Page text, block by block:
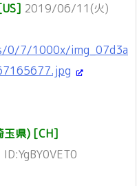
2019/06/11(火)
0/7/1000x/img_07d3a
玉県) [CH]